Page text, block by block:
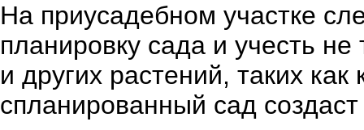
На приусадебном участке
планировку сада и учесть
и других растений, таких
спланированный сад